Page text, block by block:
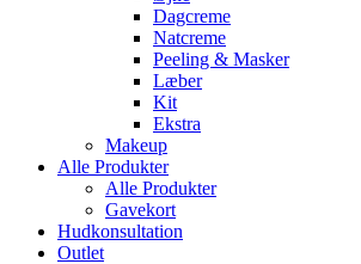
Dagcreme
Natcreme
Peeling & Masker
Læber
Kit
Ekstra
Makeup
Alle Produkter
Alle Produkter
Gavekort
Hudkonsultation
Outlet